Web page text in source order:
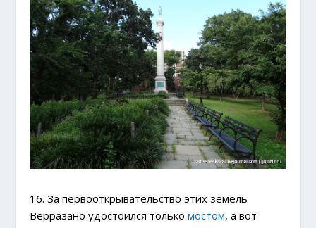
16. За первооткрывательство этих земель
Верразано удостоился толькомостом, а вот